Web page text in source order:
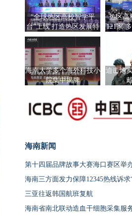
“全球热区高校智学平
台”上线 打造热区发展特
色课程
热区高
121家
海南大学多个海外科技小
院集中揭牌
迫击炮
海南新闻
第十四届品牌故事大赛海口赛区举
三亚往返韩国航班复航
海南省南北联动造血干细胞采集服